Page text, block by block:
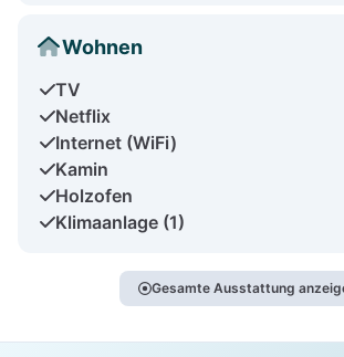
Wohnen
TV
Netflix
Internet (WiFi)
Kamin
Holzofen
Klimaanlage (1)
Gesamte Ausstattung